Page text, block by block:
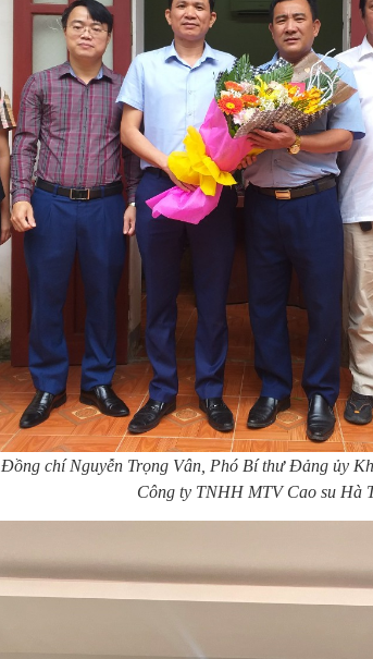
Đồng chí Nguyễn Trọng Vân, Phó Bí thư Đảng ủy
Công ty TNHH MTV Cao su Hà